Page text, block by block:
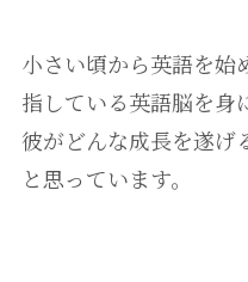
小さい頃から英語を始
指している英語脳を身
彼がどんな成長を遂げ
と思っています。